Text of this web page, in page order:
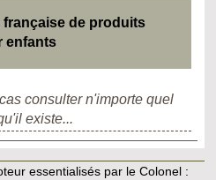
française de produits
enfants
consulter n'importe quel
existe...
essentialisés par le Colonel :